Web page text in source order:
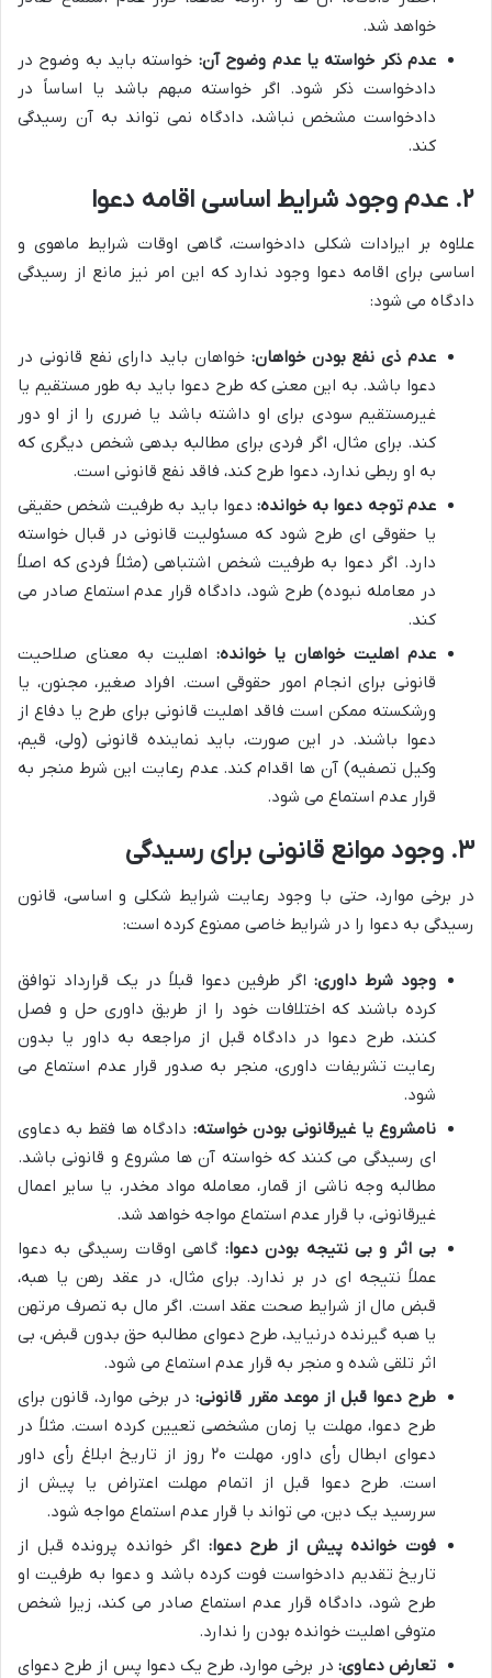
خواهد شد.
عدم ذکر خواسته یا عدم وضوح آن: خواسته باید به وضوح در
دادخواست ذکر شود. اگر خواسته مبهم باشد یا اساساً در
دادخواست مشخص نباشد، دادگاه نمی تواند به آن رسیدگی
کند.
۲. عدم وجود شرایط اساسی اقامه دعوا
علاوه بر ایرادات شکلی دادخواست، گاهی اوقات شرایط ماهوی و
اساسی برای اقامه دعوا وجود ندارد که این امر نیز مانع از رسیدگی
دادگاه می شود:
عدم ذی نفع بودن خواهان: خواهان باید دارای نفع قانونی در
دعوا باشد. به این معنی که طرح دعوا باید به طور مستقیم یا
غیرمستقیم سودی برای او داشته باشد یا ضرری را از او دور
کند. برای مثال، اگر فردی برای مطالبه بدهی شخص دیگری که
به او ربطی ندارد، دعوا طرح کند، فاقد نفع قانونی است.
عدم توجه دعوا به خوانده:دعوا باید به طرفیت شخص حقیقی
یا حقوقی ای طرح شود که مسئولیت قانونی در قبال خواسته
دارد. اگر دعوا به طرفیت شخص اشتباهی (مثلاً فردی که اصلاً
در معامله نبوده) طرح شود، دادگاه قرار عدم استماع صادر می
کند.
عدم اهلیت خواهان یا خوانده: اهلیت به معنای صلاحیت
قانونی برای انجام امور حقوقی است. افراد صغیر، مجنون، یا
ورشکسته ممکن است فاقد اهلیت قانونی برای طرح یا دفاع از
دعوا باشند. در این صورت، باید نماینده قانونی (ولی، قیم،
وکیل تصفیه) آن ها اقدام کند. عدم رعایت این شرط منجر به
قرار عدم استماع می شود.
۳. وجود موانع قانونی برای رسیدگی
در برخی موارد، حتی با وجود رعایت شرایط شکلی و اساسی، قانون
رسیدگی به دعوا را در شرایط خاصی ممنوع کرده است:
وجود شرط داوری:اگر طرفین دعوا قبلاً در یک قرارداد توافق
کرده باشند که اختلافات خود را از طریق داوری حل و فصل
کنند، طرح دعوا در دادگاه قبل از مراجعه به داور یا بدون
رعایت تشریفات داوری، منجر به صدور قرار عدم استماع می
شود.
نامشروع یا غیرقانونی بودن خواسته: دادگاه ها فقط به دعاوی
ای رسیدگی می کنند که خواسته آن ها مشروع و قانونی باشد.
مطالبه وجه ناشی از قمار، معامله مواد مخدر، یا سایر اعمال
غیرقانونی، با قرار عدم استماع مواجه خواهد شد.
بی اثر و بی نتیجه بودن دعوا: گاهی اوقات رسیدگی به دعوا
عملاً نتیجه ای در بر ندارد. برای مثال، در عقد رهن یا هبه،
قبض مال از شرایط صحت عقد است. اگر مال به تصرف مرتهن
یا هبه گیرنده درنیاید، طرح دعوای مطالبه حق بدون قبض، بی
اثر تلقی شده و منجر به قرار عدم استماع می شود.
طرح دعوا قبل از موعد مقرر قانونی:در برخی موارد، قانون برای
طرح دعوا، مهلت یا زمان مشخصی تعیین کرده است. مثلاً در
دعوای ابطال رأی داور، مهلت ۲۰ روز از تاریخ ابلاغ رأی داور
است. طرح دعوا قبل از اتمام مهلت اعتراض یا پیش از
سررسید یک دین، می تواند با قرار عدم استماع مواجه شود.
فوت خوانده پیش از طرح دعوا: اگر خوانده پرونده قبل از
تاریخ تقدیم دادخواست فوت کرده باشد و دعوا به طرفیت او
طرح شود، دادگاه قرار عدم استماع صادر می کند، زیرا شخص
متوفی اهلیت خوانده بودن را ندارد.
تعارض دعاوی: در برخی موارد، طرح یک دعوا پس از طرح دعوای